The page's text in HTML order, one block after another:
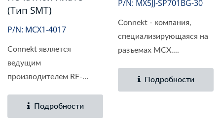
(тип SMT)
P/N: MCX1-4017
Connekt является
ведущим
производителем RF-
Подробности
P/N: MX5JJ-SP701BG-30
Connekt - компания,
специализирующаяся на
разъемах MCX....
Подробности